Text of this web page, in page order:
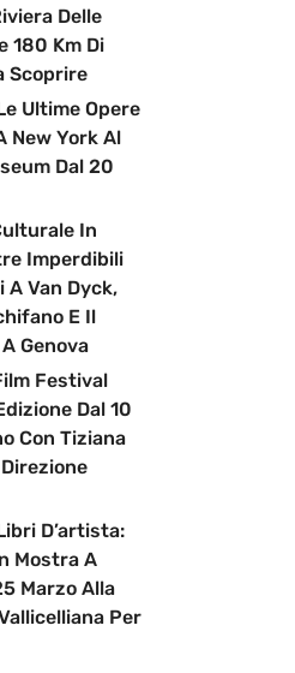
Delle
180 Km Di
Scoprire
Ultime Opere
New York Al
Dal 20
In
Imperdibili
A Van Dyck,
E Il
Genova
Festival
Dal 10
Con Tiziana
D’artista:
Mostra A
Marzo Alla
Per